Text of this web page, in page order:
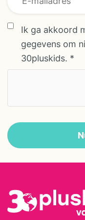
de tent). In de
met een
is mogelijk om
plaatsen. Er is
de safaritent
woongedeelte
De keuken is
gaskookstel
In de hangar,
van de tent, is
ruimte waar de
en waar een
Ik ga akkoord
gegevens om
30pluskids. *